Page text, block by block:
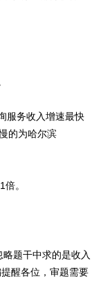
务收入增速最快
的为哈尔滨
。
题干中求的是收入
醒各位，审题需要